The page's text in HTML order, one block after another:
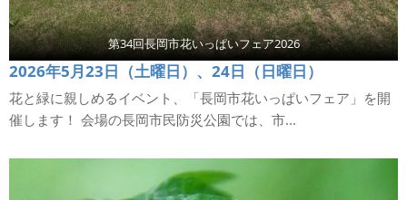
第34回長岡市花いっぱいフェア2026
2026年5月23日（土曜日）、24日（日曜日）
花と緑に親しめるイベント、「長岡市花いっぱいフェア」を開
催します！ 会場の長岡市民防災公園では、市...